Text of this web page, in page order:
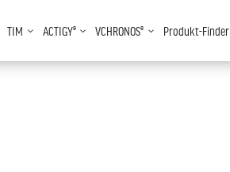
3
TIM 3
ACTIGY® 3
VCHRONOS® Produkt-Finder